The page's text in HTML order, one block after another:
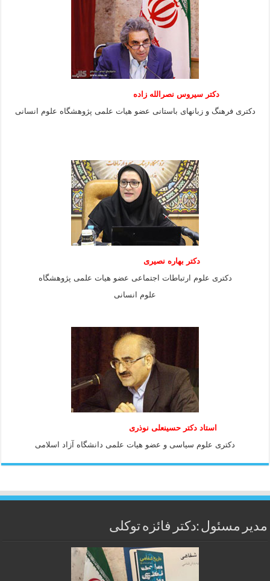
دکتر سیروس نصرالله زاده
دکتری فرهنگ و زبانهای باستانی عضو هیات علمی پژوهشگاه علوم انسانی
دکتر بهاره نصیری
دکتری علوم ارتباطات اجتماعی عضو هیات علمی پژوهشگاه
علوم انسانی
استاد دكتر حسينعلی نوذری
دكتری علوم سياسی و عضو هيات علمی دانشگاه آزاد اسلامی
مدیر مسئول :دکتر فائزه توکلی